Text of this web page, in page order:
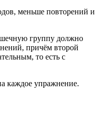
меньше повторений и
группу должно
причём второй
то есть с
каждое упражнение.